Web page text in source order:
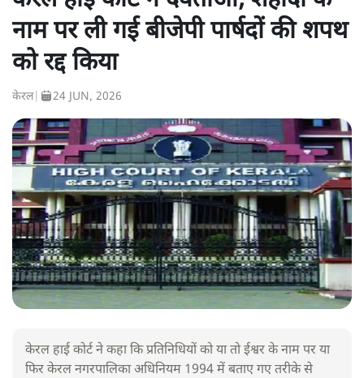
नाम पर ली गई बीजेपी पार्षदों की शपथ
को रद्द किया
केरल| 24 JUN, 2026
केरल हाई कोर्ट ने कहा कि प्रतिनिधियों को या तो ईश्वर के नाम पर या
फिर केरल नगरपालिका अधिनियम 1994 में बताए गए तरीके से